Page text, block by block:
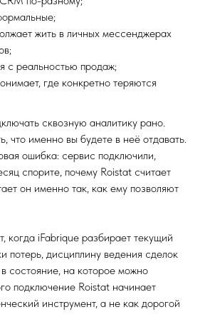
жить в личных мессенджерах
с реальностью продаж;
где конкретно теряются
сквозную аналитику рано.
что именно вы будете в неё отдавать.
ошибка: сервис подключили,
спорите, почему Roistat считает
он именно так, как ему позволяют
когда iFabrique разбирает текущий
потерь, дисциплину ведения сделок
состояние, на которое можно
подключение Roistat начинает
инструмент, а не как дорогой